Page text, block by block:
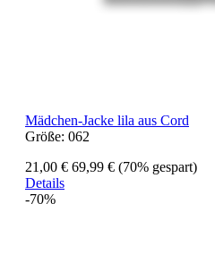
Mädchen-Jacke lila aus Cord
Größe: 062
21,00 € 69,99 € (70% gespart)
Details
-70%